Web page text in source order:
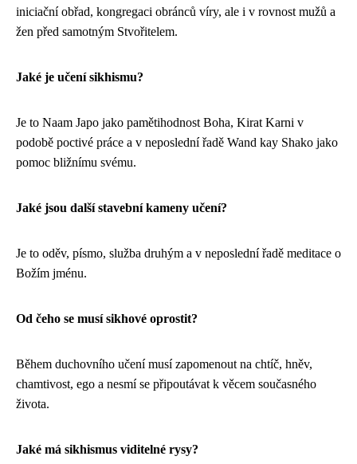
iniciační obřad, kongregaci obránců víry, ale i v rovnost mužů a
žen před samotným Stvořitelem.
Jaké je učení sikhismu?
Je to Naam Japo jako pamětihodnost Boha, Kirat Karni v
podobě poctivé práce a v neposlední řadě Wand kay Shako jako
pomoc bližnímu svému.
Jaké jsou další stavební kameny učení?
Je to oděv, písmo, služba druhým a v neposlední řadě meditace o
Božím jménu.
Od čeho se musí sikhové oprostit?
Během duchovního učení musí zapomenout na chtíč, hněv,
chamtivost, ego a nesmí se připoutávat k věcem současného
života.
Jaké má sikhismus viditelné rysy?